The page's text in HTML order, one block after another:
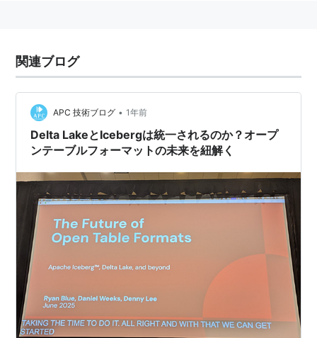
関連ブログ
APC 技術ブログ • 1年前
Delta LakeとIcebergは統一されるのか？オープ
ンテーブルフォーマットの未来を紐解く